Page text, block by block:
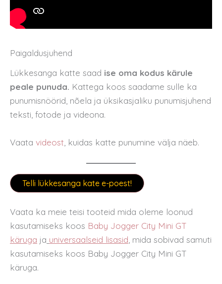
Paigaldusjuhend
Lükkesanga katte saad ise oma kodus kärule
peale punuda. Kattega koos saadame sulle ka
punumisnöörid, nõela ja üksikasjaliku punumisjuhend
teksti, fotode ja videona.
Vaata videost , kuidas katte punumine välja näeb.
Telli lükkesanga kate e-poest!
Vaata ka meie teisi tooteid mida oleme loonud
kasutamiseks koos Baby Jogger City Mini GT
käruga ja universaalseid lisasid, mida sobivad samuti
kasutamiseks koos Baby Jogger City Mini GT
käruga.